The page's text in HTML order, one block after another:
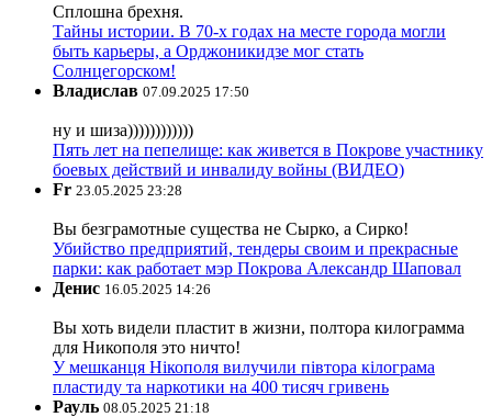
Сплошна брехня.
Тайны истории. В 70-х годах на месте города могли
быть карьеры, а Орджоникидзе мог стать
Солнцегорском!
Владислав 07.09.2025 17:50
ну и шиза))))))))))))
Пять лет на пепелище: как живется в Покрове участнику
боевых действий и инвалиду войны (ВИДЕО)
Fr 23.05.2025 23:28
Вы безграмотные существа не Сырко, а Сирко!
Убийство предприятий, тендеры своим и прекрасные
парки: как работает мэр Покрова Александр Шаповал
Денис 16.05.2025 14:26
Вы хоть видели пластит в жизни, полтора килограмма
для Никополя это ничто!
У мешканця Нікополя вилучили півтора кілограма
пластиду та наркотики на 400 тисяч гривень
Рауль 08.05.2025 21:18